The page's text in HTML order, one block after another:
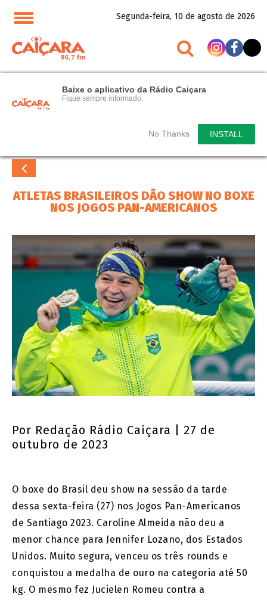
Baixe o aplicativo da Rádio Caiçara
Fique sempre informado.
No Thanks INSTALL
Segunda-feira, 10 de agosto de 2026
ATLETAS BRASILEIROS DÃO SHOW NO BOXE
NOS JOGOS PAN-AMERICANOS
Por Redação Rádio Caiçara | 27 de
outubro de 2023
O boxe do Brasil deu show na sessão da tarde
dessa sexta-feira (27) nos Jogos Pan-Americanos
de Santiago 2023. Caroline Almeida não deu a
menor chance para Jennifer Lozano, dos Estados
Unidos. Muito segura, venceu os três rounds e
conquistou a medalha de ouro na categoria até 50
kg. O mesmo fez Jucielen Romeu contra a